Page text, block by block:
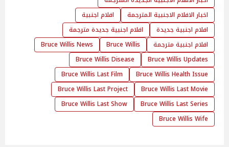
اخبار الافلام الاجنبية المترجمة
افلام اجنبية
افلام اجنبية جديدة
افلام اجنبية جديدة مترجمة
افلام اجنبية مترجمة
Bruce Willis
Bruce Willis News
Bruce Willis Updates
Bruce Willis Disease
Bruce Willis Health Issue
Bruce Willis Last Film
Bruce Willis Last Movie
Bruce Willis Last Project
Bruce Willis Last Series
Bruce Willis Last Show
Bruce Willis Wife